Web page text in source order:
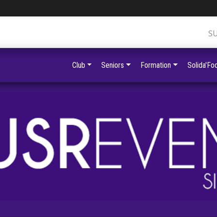
Club Seniors Formation